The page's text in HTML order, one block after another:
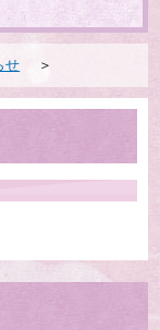
せ ＞